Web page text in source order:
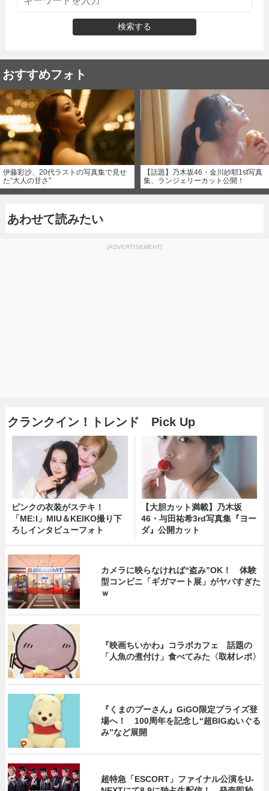
検索する
おすすめフォト
伊藤彩沙、20代ラストの写真集で見せ
た“大人の甘さ”
【話題】乃木坂46・金川紗耶1st写真
集、ランジェリーカット公開！
あわせて読みたい
[ADVERTISEMENT]
クランクイン！トレンド Pick Up
ピンクの衣装がステキ！
「ME:I」MIU＆KEIKO撮り下
ろしインタビューフォト
【大胆カット満載】乃木坂
46・与田祐希3rd写真集『ヨー
ダ』公開カット
カメラに映らなければ“盗み”OK！ 体験
型コンビニ「ギガマート展」がヤバすぎた
ｗ
『映画ちいかわ』コラボカフェ 話題の
「人魚の煮付け」食べてみた〈取材レポ〉
『くまのプーさん』GiGO限定プライズ登
場へ！ 100周年を記念し“超BIGぬいぐる
み”など展開
超特急「ESCORT」ファイナル公演をU-